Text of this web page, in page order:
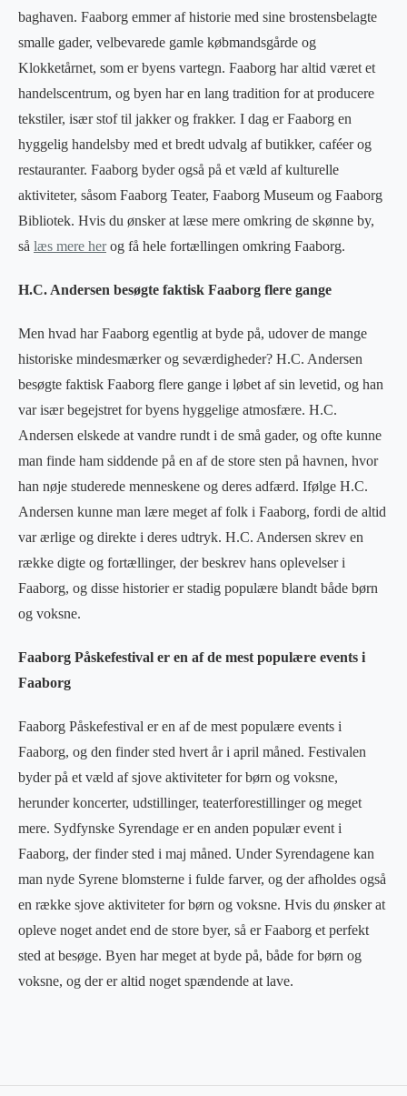
baghaven. Faaborg emmer af historie med sine brostensbelagte
smalle gader, velbevarede gamle købmandsgårde og
Klokketårnet, som er byens vartegn. Faaborg har altid været et
handelscentrum, og byen har en lang tradition for at producere
tekstiler, især stof til jakker og frakker. I dag er Faaborg en
hyggelig handelsby med et bredt udvalg af butikker, caféer og
restauranter. Faaborg byder også på et væld af kulturelle
aktiviteter, såsom Faaborg Teater, Faaborg Museum og Faaborg
Bibliotek. Hvis du ønsker at læse mere omkring de skønne by,
så læs mere herog få hele fortællingen omkring Faaborg.
H.C. Andersen besøgte faktisk Faaborg flere gange
Men hvad har Faaborg egentlig at byde på, udover de mange
historiske mindesmærker og seværdigheder? H.C. Andersen
besøgte faktisk Faaborg flere gange i løbet af sin levetid, og han
var især begejstret for byens hyggelige atmosfære. H.C.
Andersen elskede at vandre rundt i de små gader, og ofte kunne
man finde ham siddende på en af de store sten på havnen, hvor
han nøje studerede menneskene og deres adfærd. Ifølge H.C.
Andersen kunne man lære meget af folk i Faaborg, fordi de altid
var ærlige og direkte i deres udtryk. H.C. Andersen skrev en
række digte og fortællinger, der beskrev hans oplevelser i
Faaborg, og disse historier er stadig populære blandt både børn
og voksne.
Faaborg Påskefestival er en af de mest populære events i
Faaborg
Faaborg Påskefestival er en af de mest populære events i
Faaborg, og den finder sted hvert år i april måned. Festivalen
byder på et væld af sjove aktiviteter for børn og voksne,
herunder koncerter, udstillinger, teaterforestillinger og meget
mere. Sydfynske Syrendage er en anden populær event i
Faaborg, der finder sted i maj måned. Under Syrendagene kan
man nyde Syrene blomsterne i fulde farver, og der afholdes også
en række sjove aktiviteter for børn og voksne. Hvis du ønsker at
opleve noget andet end de store byer, så er Faaborg et perfekt
sted at besøge. Byen har meget at byde på, både for børn og
voksne, og der er altid noget spændende at lave.